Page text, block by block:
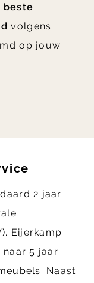
beste
volgens
op jouw
2 jaar
Eijerkamp
5 jaar
Naast